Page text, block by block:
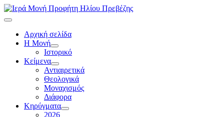
Αρχική σελίδα
Η Μονή
Ιστορικό
Κείμενα
Αντιαιρετικά
Θεολογικά
Μοναχισμός
Διάφορα
Κηρύγματα
2026